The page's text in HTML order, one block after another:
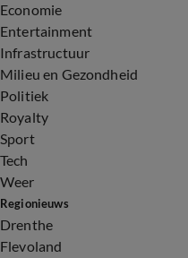
Economie
Entertainment
Infrastructuur
Milieu en Gezondheid
Politiek
Royalty
Sport
Tech
Weer
Regionieuws
Drenthe
Flevoland